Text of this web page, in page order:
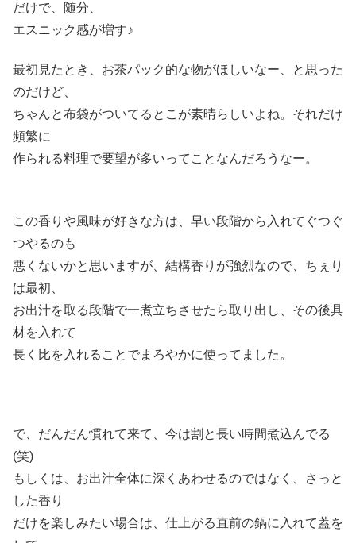
だけで、随分、
エスニック感が増す♪
最初見たとき、お茶パック的な物がほしいなー、と思った
のだけど、
ちゃんと布袋がついてるとこが素晴らしいよね。それだけ
頻繁に
作られる料理で要望が多いってことなんだろうなー。
この香りや風味が好きな方は、早い段階から入れてぐつぐ
つやるのも
悪くないかと思いますが、結構香りが強烈なので、ちぇり
は最初、
お出汁を取る段階で一煮立ちさせたら取り出し、その後具
材を入れて
長く比を入れることでまろやかに使ってました。
で、だんだん慣れて来て、今は割と長い時間煮込んでる
(笑)
もしくは、お出汁全体に深くあわせるのではなく、さっと
した香り
だけを楽しみたい場合は、仕上がる直前の鍋に入れて蓋を